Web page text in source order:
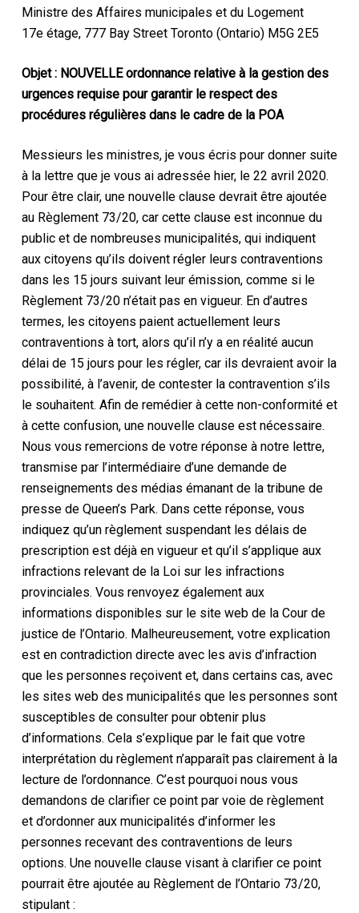
Ministre des Affaires municipales et du Logement
17e étage, 777 Bay Street Toronto (Ontario) M5G 2E5
Objet : NOUVELLE ordonnance relative à la gestion des
urgences requise pour garantir le respect des
procédures régulières dans le cadre de la POA
Messieurs les ministres, je vous écris pour donner suite
à la lettre que je vous ai adressée hier, le 22 avril 2020.
Pour être clair, une nouvelle clause devrait être ajoutée
au Règlement 73/20, car cette clause est inconnue du
public et de nombreuses municipalités, qui indiquent
aux citoyens qu’ils doivent régler leurs contraventions
dans les 15 jours suivant leur émission, comme si le
Règlement 73/20 n’était pas en vigueur. En d’autres
termes, les citoyens paient actuellement leurs
contraventions à tort, alors qu’il n’y a en réalité aucun
délai de 15 jours pour les régler, car ils devraient avoir la
possibilité, à l’avenir, de contester la contravention s’ils
le souhaitent. Afin de remédier à cette non-conformité et
à cette confusion, une nouvelle clause est nécessaire.
Nous vous remercions de votre réponse à notre lettre,
transmise par l’intermédiaire d’une demande de
renseignements des médias émanant de la tribune de
presse de Queen’s Park. Dans cette réponse, vous
indiquez qu’un règlement suspendant les délais de
prescription est déjà en vigueur et qu’il s’applique aux
infractions relevant de la Loi sur les infractions
provinciales. Vous renvoyez également aux
informations disponibles sur le site web de la Cour de
justice de l’Ontario. Malheureusement, votre explication
est en contradiction directe avec les avis d’infraction
que les personnes reçoivent et, dans certains cas, avec
les sites web des municipalités que les personnes sont
susceptibles de consulter pour obtenir plus
d’informations. Cela s’explique par le fait que votre
interprétation du règlement n’apparaît pas clairement à la
lecture de l’ordonnance. C’est pourquoi nous vous
demandons de clarifier ce point par voie de règlement
et d’ordonner aux municipalités d’informer les
personnes recevant des contraventions de leurs
options. Une nouvelle clause visant à clarifier ce point
pourrait être ajoutée au Règlement de l’Ontario 73/20,
stipulant :